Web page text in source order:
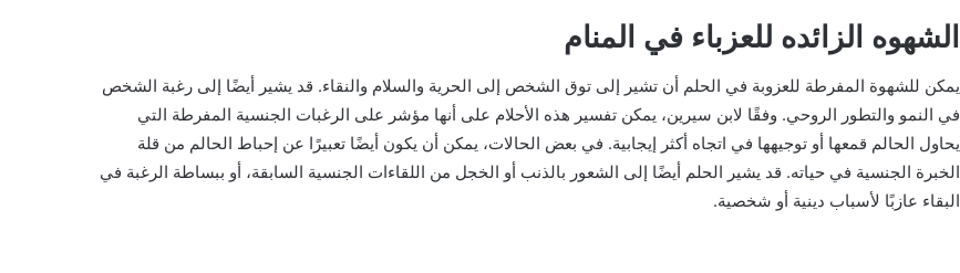
الشهوه الزائده للعزباء في المنام
يمكن للشهوة المفرطة للعزوبة في الحلم أن تشير إلى توق الشخص إلى الحرية والسلام والنقاء. قد يشير أيضًا إلى رغبة الشخص
في النمو والتطور الروحي. وفقًا لابن سيرين، يمكن تفسير هذه الأحلام على أنها مؤشر على الرغبات الجنسية المفرطة التي
يحاول الحالم قمعها أو توجيهها في اتجاه أكثر إيجابية. في بعض الحالات، يمكن أن يكون أيضًا تعبيرًا عن إحباط الحالم من قلة
الخبرة الجنسية في حياته. قد يشير الحلم أيضًا إلى الشعور بالذنب أو الخجل من اللقاءات الجنسية السابقة، أو ببساطة الرغبة في
البقاء عازبًا لأسباب دينية أو شخصية.